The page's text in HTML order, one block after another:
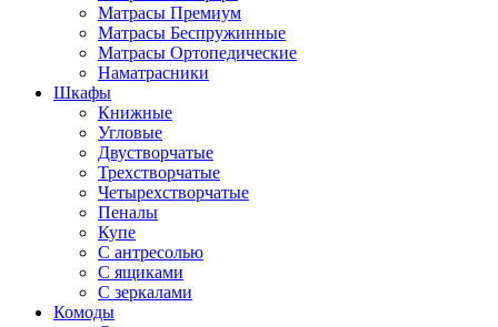
Матрасы Премиум
Матрасы Беспружинные
Матрасы Ортопедические
Наматрасники
Шкафы
Книжные
Угловые
Двустворчатые
Трехстворчатые
Четырехстворчатые
Пеналы
Купе
С антресолью
С ящиками
С зеркалами
Комоды